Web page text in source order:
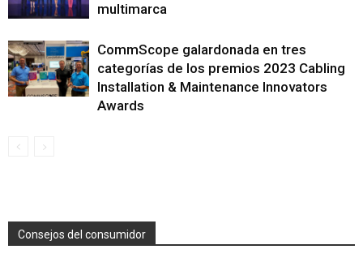
multimarca
CommScope galardonada en tres
categorías de los premios 2023 Cabling
Installation & Maintenance Innovators
Awards
Consejos del consumidor